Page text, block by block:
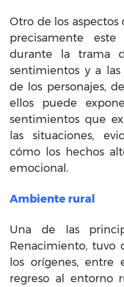
Otro de los
precisamente
durante la trama
sentimientos y a
de los personajes,
ellos puede
sentimientos que
las situaciones,
cómo los hechos
emocional.
Ambiente rural
Una de las
Renacimiento, tuvo
los orígenes, entre
regreso al entorno